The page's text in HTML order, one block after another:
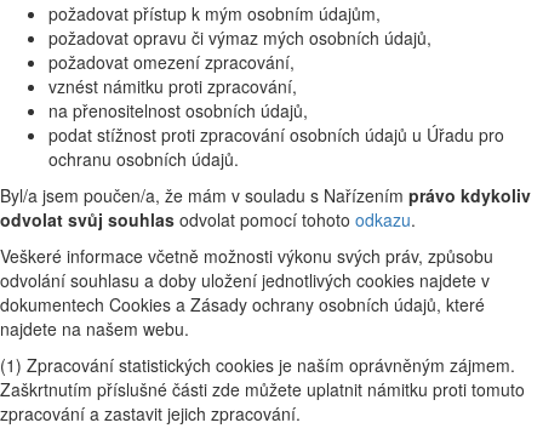
požadovat přístup k mým osobním údajům,
požadovat opravu či výmaz mých osobních údajů,
požadovat omezení zpracování,
vznést námitku proti zpracování,
na přenositelnost osobních údajů,
podat stížnost proti zpracování osobních údajů u Úřadu pro
ochranu osobních údajů.
Byl/a jsem poučen/a, že mám v souladu s Nařízením právo kdykoliv
odvolat svůj souhlas odvolat pomocí tohoto odkazu.
Veškeré informace včetně možnosti výkonu svých práv, způsobu
odvolání souhlasu a doby uložení jednotlivých cookies najdete v
dokumentech Cookies a Zásady ochrany osobních údajů, které
najdete na našem webu.
(1) Zpracování statistických cookies je naším oprávněným zájmem.
Zaškrtnutím příslušné části zde můžete uplatnit námitku proti tomuto
zpracování a zastavit jejich zpracování.